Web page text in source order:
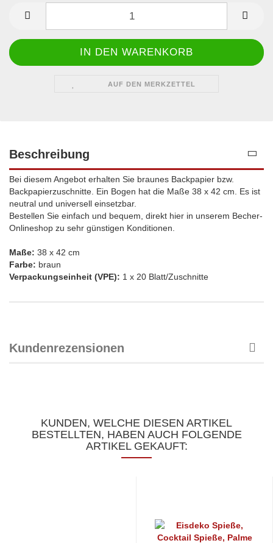
AUF DEN MERKZETTEL
Beschreibung
Bei diesem Angebot erhalten Sie braunes Backpapier bzw.
Backpapierzuschnitte. Ein Bogen hat die Maße 38 x 42 cm. Es ist
neutral und universell einsetzbar.
Bestellen Sie einfach und bequem, direkt hier in unserem Becher-
Onlineshop zu sehr günstigen Konditionen.
Maße: 38 x 42 cm
Farbe: braun
Verpackungseinheit (VPE): 1 x 20 Blatt/Zuschnitte
Kundenrezensionen
KUNDEN, WELCHE DIESEN ARTIKEL
BESTELLTEN, HABEN AUCH FOLGENDE
ARTIKEL GEKAUFT: